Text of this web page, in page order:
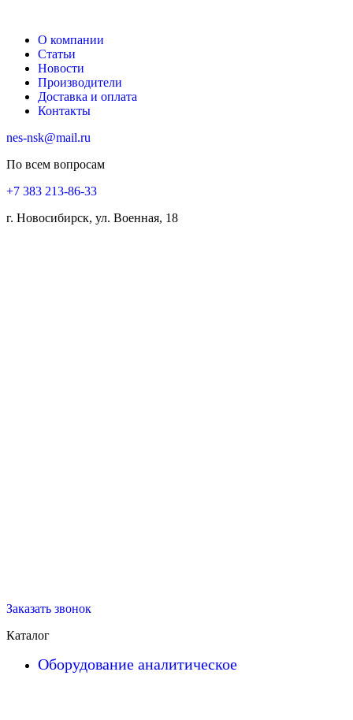
О компании
Статьи
Новости
Производители
Доставка и оплата
Контакты
nes-nsk@mail.ru
По всем вопросам
+7 383 213-86-33
г. Новосибирск, ул. Военная, 18
Заказать звонок
Каталог
Оборудование аналитическое